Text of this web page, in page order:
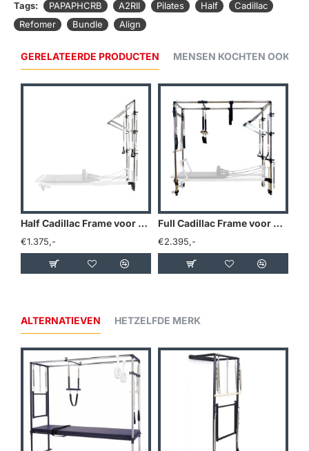
Tags: PAPAPHCRB A2RII Pilates Half
Cadillac
Refomer
Bundle Align
GERELATEERDE PRODUCTEN MENSEN KOCHTEN OOK...
Half Cadillac Frame voor A,C en M Serie Reformers
€1.375,-
Full Cadillac Frame voor A2 en C serie pilates reformers
€2.395,-
ALTERNATIEVEN HETZELFDE MERK